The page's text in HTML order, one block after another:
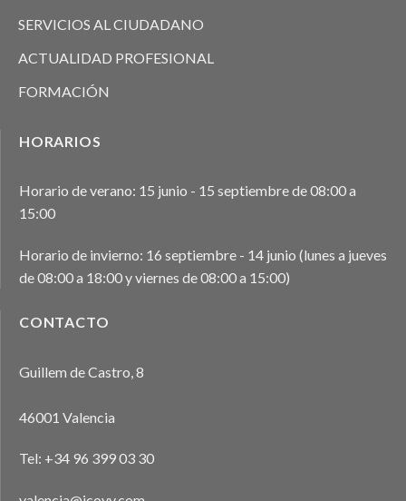
SERVICIOS AL CIUDADANO
ACTUALIDAD PROFESIONAL
FORMACIÓN
HORARIOS
Horario de verano: 15 junio - 15 septiembre de 08:00 a
15:00
Horario de invierno: 16 septiembre - 14 junio (lunes a jueves
de 08:00 a 18:00 y viernes de 08:00 a 15:00)
CONTACTO
Guillem de Castro, 8
46001 Valencia
Tel: +34 96 399 03 30